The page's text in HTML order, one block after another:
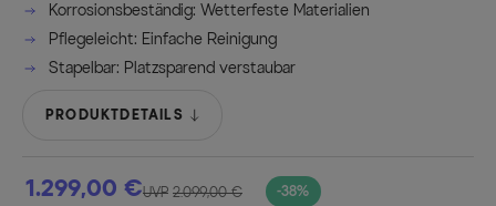
Korrosionsbeständig: Wetterfeste Materialien
Pflegeleicht: Einfache Reinigung
Stapelbar: Platzsparend verstaubar
PRODUKTDETAILS
1.299,00 € -38%
UVP 2.099,00 €